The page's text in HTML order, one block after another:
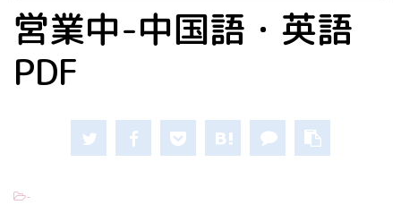
営業中-中国語・英語
PDF
-